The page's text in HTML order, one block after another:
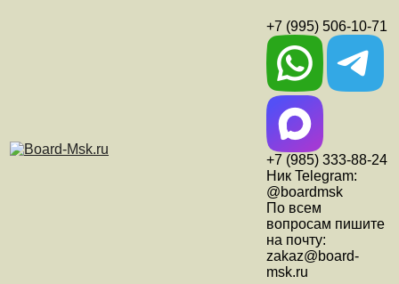
+7 (995) 506-10-71
+7 (985) 333-88-24
Ник Telegram:
@boardmsk
По всем
вопросам пишите
на почту:
zakaz@board-
msk.ru